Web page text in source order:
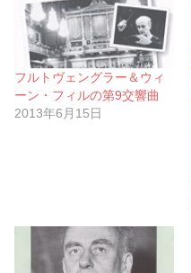
フルトヴェングラー＆ウィ
ーン・フィルの第9交響曲
2013年6月15日